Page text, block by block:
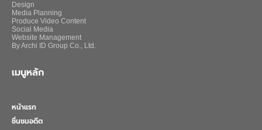
Design
Media Planning
Produce Video Content
Social Media
Website Management
By Archi ID Group Co., Ltd.
เมนูหลัก
หน้าแรก
ชื่นชมอดีต